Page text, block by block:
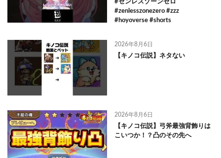
#ゼンレスゾーンゼロ
#zenlesszonezero #zzz
#hoyoverse #shorts
2026年8月6日
【キノコ伝説】ネタない
2026年8月6日
【キノコ伝説】弓斧最強背飾りは
こいつか！？凸のその先へ